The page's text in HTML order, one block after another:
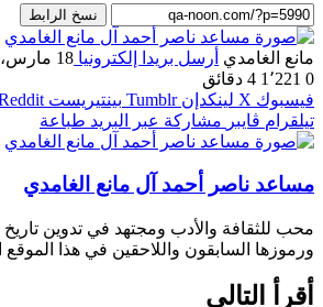
نسخ الرابط
مانع الغامدي أرسل بريدا إلكترونيا 18 مارس، 2020
0
4 دقائق
فيسبوك ‫X لينكدإن بينتيريست
تيلقرام ڤايبر مشاركة عبر البريد طباعة
مساعد ناصر أحمد آل مانع الغامدي
محب للثقافة والأدب ومجتهد في تدوين تاريخ
ورموزها السابقون واللاحقين في هذا الموقع
أقرأ التالي